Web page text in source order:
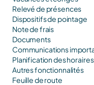
Relevé de présences
Dispositifs de pointage
Note de frais
Documents
Communications
Planification des horaires
Autres fonctionnalités
Feuille de route